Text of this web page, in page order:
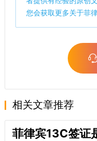
您会获取更多关于菲
相关文章推荐